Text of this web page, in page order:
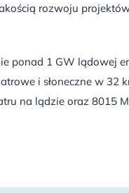
rozwoju
ponad 1 GW lądowej
i słoneczne w 32
na lądzie oraz 8015